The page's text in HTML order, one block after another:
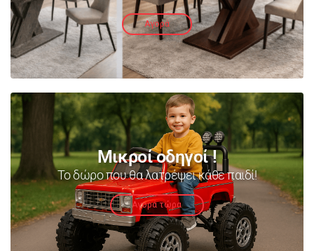
Αγορά
Μικροί οδηγοί !
Το δώρο που θα λατρέψει κάθε παιδί!
Αγορά τώρα